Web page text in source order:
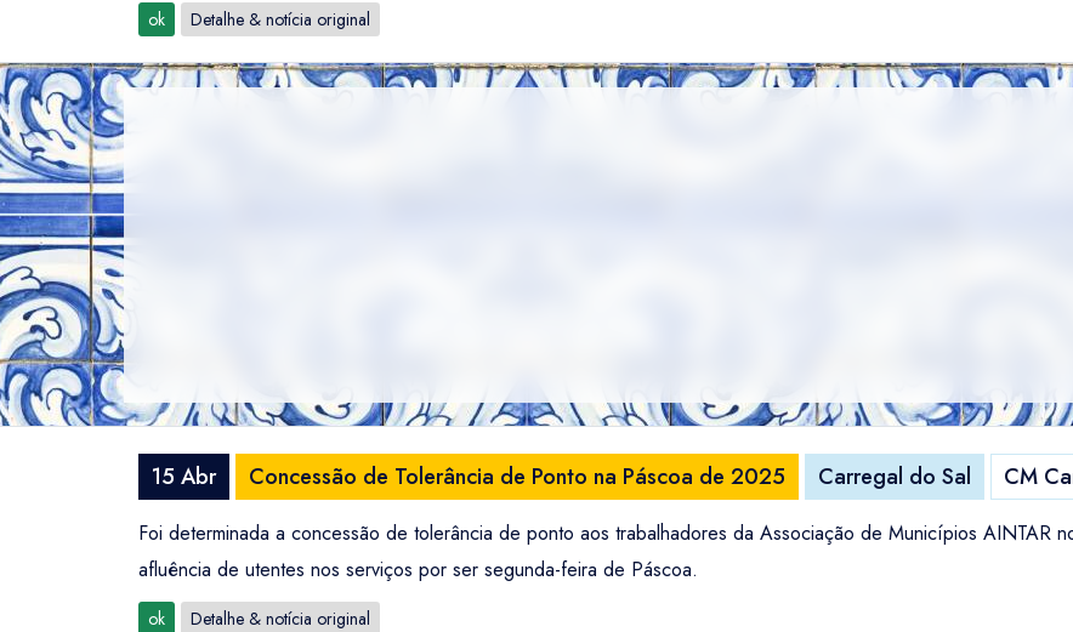
ok Detalhe & notícia original
15 Abr Concessão de Tolerância de Ponto na Páscoa de 2025 Carregal do Sal CM
Foi determinada a concessão de tolerância de ponto aos trabalhadores da Associação de Municípios AINTAR
afluência de utentes nos serviços por ser segunda-feira de Páscoa.
ok Detalhe & notícia original